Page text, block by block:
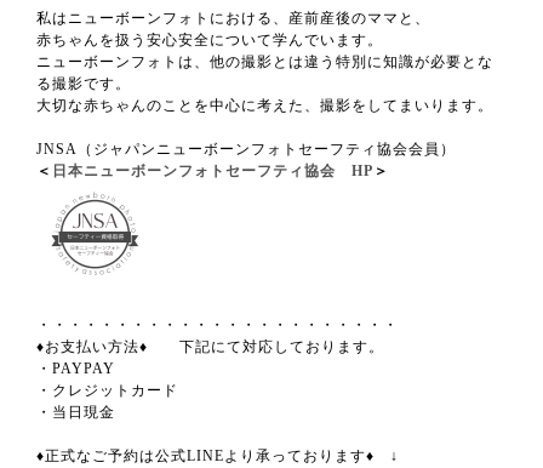
私はニューボーンフォトにおける、産前産後のママと、
赤ちゃんを扱う安心安全について学んでいます。
ニューボーンフォトは、他の撮影とは違う特別に知識が必要とな
る撮影です。
大切な赤ちゃんのことを中心に考えた、撮影をしてまいります。
JNSA（ジャパンニューボーンフォトセーフティ協会会員）
＜ 日本ニューボーンフォトセーフティ協会 HP ＞
・・・・・・・・・・・・・・・・・・・・・・・
♦︎お支払い方法♦︎ 下記にて対応しております。
・PAYPAY
・クレジットカード
・当日現金
♦︎正式なご予約は公式LINEより承っております♦︎ ↓